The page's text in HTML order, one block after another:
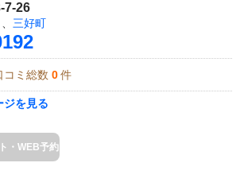
7-26
、 三好町
コミ総数 0 件
ジを見る
・WEB予約